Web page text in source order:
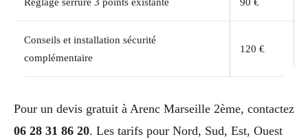
Conseils et installation sécurité
complémentaire
120 €
Pour un devis gratuit à Arenc Marseille 2ème, contactez
06 28 31 86 20. Les tarifs pour Nord, Sud, Est, Ouest